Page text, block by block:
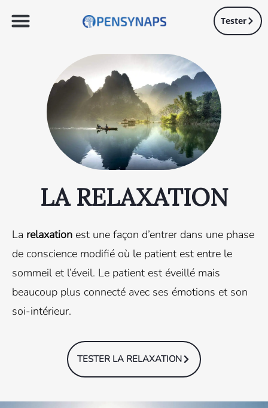
Tester
LA RELAXATION
La relaxation est une façon d’entrer dans une phase
de conscience modifié où le patient est entre le
sommeil et l’éveil. Le patient est éveillé mais
beaucoup plus connecté avec ses émotions et son
soi-intérieur.
TESTER LA RELAXATION